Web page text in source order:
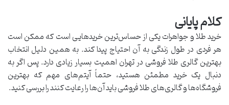
کلام پایانی
خرید طلا و جواهرات یکی از حساس‌ترین خریدهایی است که ممکن است
هر فردی در طول زندگی به آن احتیاج پیدا کند. به همین دلیل انتخاب
بهترین گالری طلا فروشی در تهران اهمیت بسیار زیادی دارد. پس اگر به
دنبال یک خرید مطمئن هستید، حتماً آیتم‌های مهم که بهترین
فروشگاه‌ها و گالری‌های طلا فروشی باید آن‌ها را رعایت کنند را بررسی کنید.